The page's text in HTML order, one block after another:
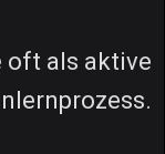
oft als aktive